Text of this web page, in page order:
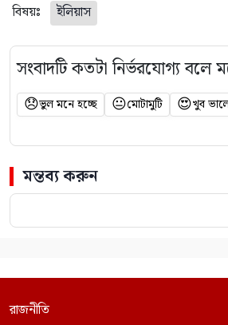
বিষয়ঃ ইলিয়াস
সংবাদটি কতটা নির্ভরযোগ্য বলে
😞ভুল মনে হচ্ছে 😐মোটামুটি 😍খুব
মন্তব্য করুন
রাজনীতি